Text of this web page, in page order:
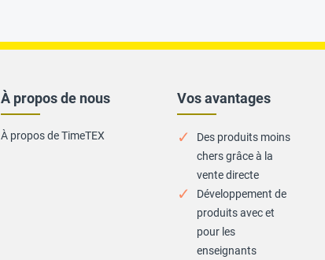
Vos avantages
Des produits moins
chers grâce à la
vente directe
Développement de
produits avec et
pour les
enseignants
À propos de nous
À propos de TimeTEX